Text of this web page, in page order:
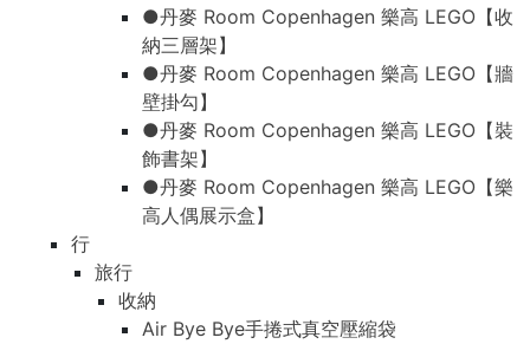
●丹麥 Room Copenhagen 樂高 LEGO【收
納三層架】
●丹麥 Room Copenhagen 樂高 LEGO【牆
壁掛勾】
●丹麥 Room Copenhagen 樂高 LEGO【裝
飾書架】
●丹麥 Room Copenhagen 樂高 LEGO【樂
高人偶展示盒】
行
旅行
收納
Air Bye Bye手捲式真空壓縮袋